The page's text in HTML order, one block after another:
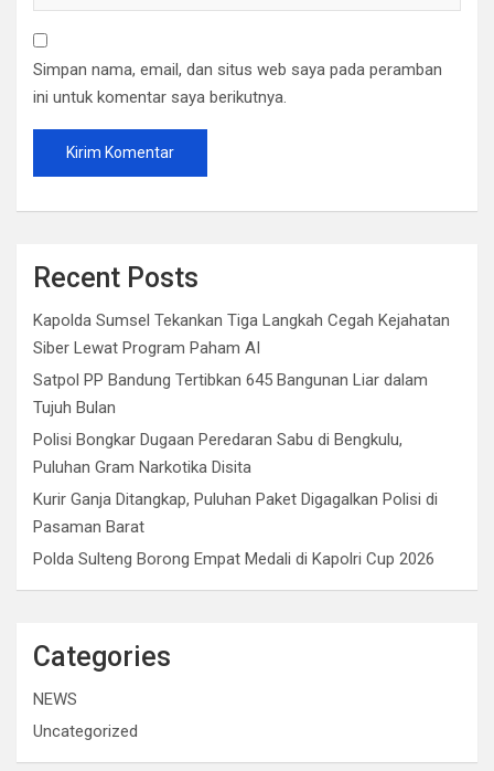
Simpan nama, email, dan situs web saya pada peramban
ini untuk komentar saya berikutnya.
Recent Posts
Kapolda Sumsel Tekankan Tiga Langkah Cegah Kejahatan
Siber Lewat Program Paham AI
Satpol PP Bandung Tertibkan 645 Bangunan Liar dalam
Tujuh Bulan
Polisi Bongkar Dugaan Peredaran Sabu di Bengkulu,
Puluhan Gram Narkotika Disita
Kurir Ganja Ditangkap, Puluhan Paket Digagalkan Polisi di
Pasaman Barat
Polda Sulteng Borong Empat Medali di Kapolri Cup 2026
Categories
NEWS
Uncategorized